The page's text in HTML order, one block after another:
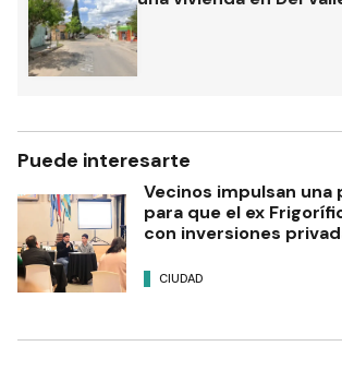
Puede interesarte
Vecinos impulsan una
para que el ex
con inversiones
CIUDAD